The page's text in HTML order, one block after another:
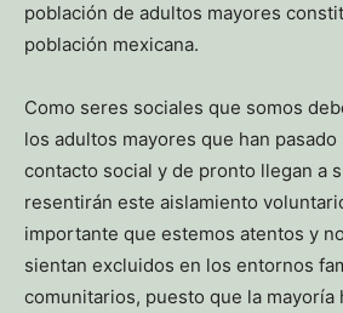
población de adultos mayores
población mexicana.
Como seres sociales que somos
los adultos mayores que han
contacto social y de pronto llegan a
resentirán este aislamiento
importante que estemos atentos y
sientan excluidos en los entornos
comunitarios, puesto que la mayoría